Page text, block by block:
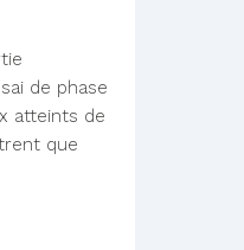
de phase
atteints de
que